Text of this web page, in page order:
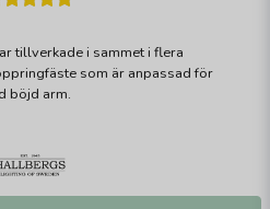
tillverkade i sammet i flera
som är anpassad för
böjd arm.